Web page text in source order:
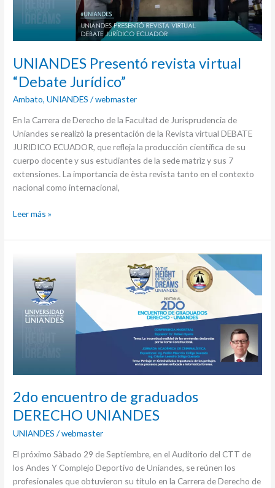
UNIANDES Presentó revista virtual
“Debate Jurídico”
Ambato,UNIANDES /webmaster
En la Carrera de Derecho de la Facultad de Jurisprudencia de
Uniandes se realizò la presentación de la Revista virtual DEBATE
JURIDICO ECUADOR, que refleja la producción científica de su
cuerpo docente y sus estudiantes de la sede matrìz y sus 7
extensiones. La importancia de èsta revista tanto en el contexto
nacional como internacional,
Leer más »
2do encuentro de graduados
DERECHO UNIANDES
UNIANDES /webmaster
El próximo Sàbado 29 de Septiembre, en el Auditorio del CTT de
los Andes Y Complejo Deportivo de Uniandes, se reúnen los
profesionales que obtuvieron su título en la Carrera de Derecho de
graduados
DERECHO
UNIANDES